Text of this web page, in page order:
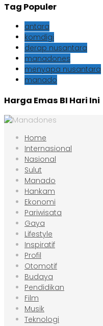
Tag Populer
antara
komdigi
derap nusantara
manadones
menyapa nusantara
manado
Harga Emas BI Hari Ini
Home
Internasional
Nasional
Sulut
Manado
Hankam
Ekonomi
Pariwisata
Gaya
Lifestyle
Inspiratif
Profil
Otomotif
Budaya
Pendidikan
Film
Musik
Teknologi